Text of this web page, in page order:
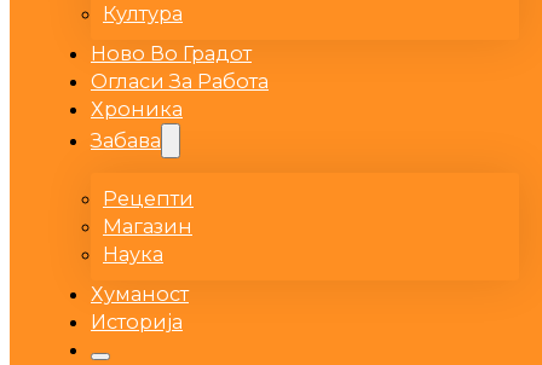
Култура
Ново Во Градот
Огласи За Работа
Хроника
Забава
Рецепти
Магазин
Наука
Хуманост
Историја